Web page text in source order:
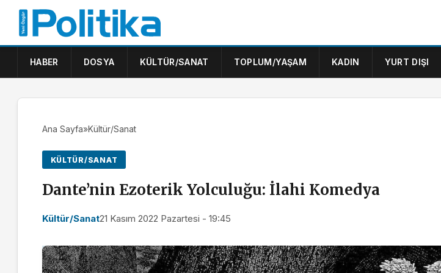
HABER DOSYA KÜLTÜR/SANAT TOPLUM/YAŞAM KADIN YURT DIŞI
Ana Sayfa»Kültür/Sanat
KÜLTÜR/SANAT
Dante’nin Ezoterik Yolculuğu: İlahi Komedya
Kültür/Sanat21 Kasım 2022 Pazartesi - 19:45